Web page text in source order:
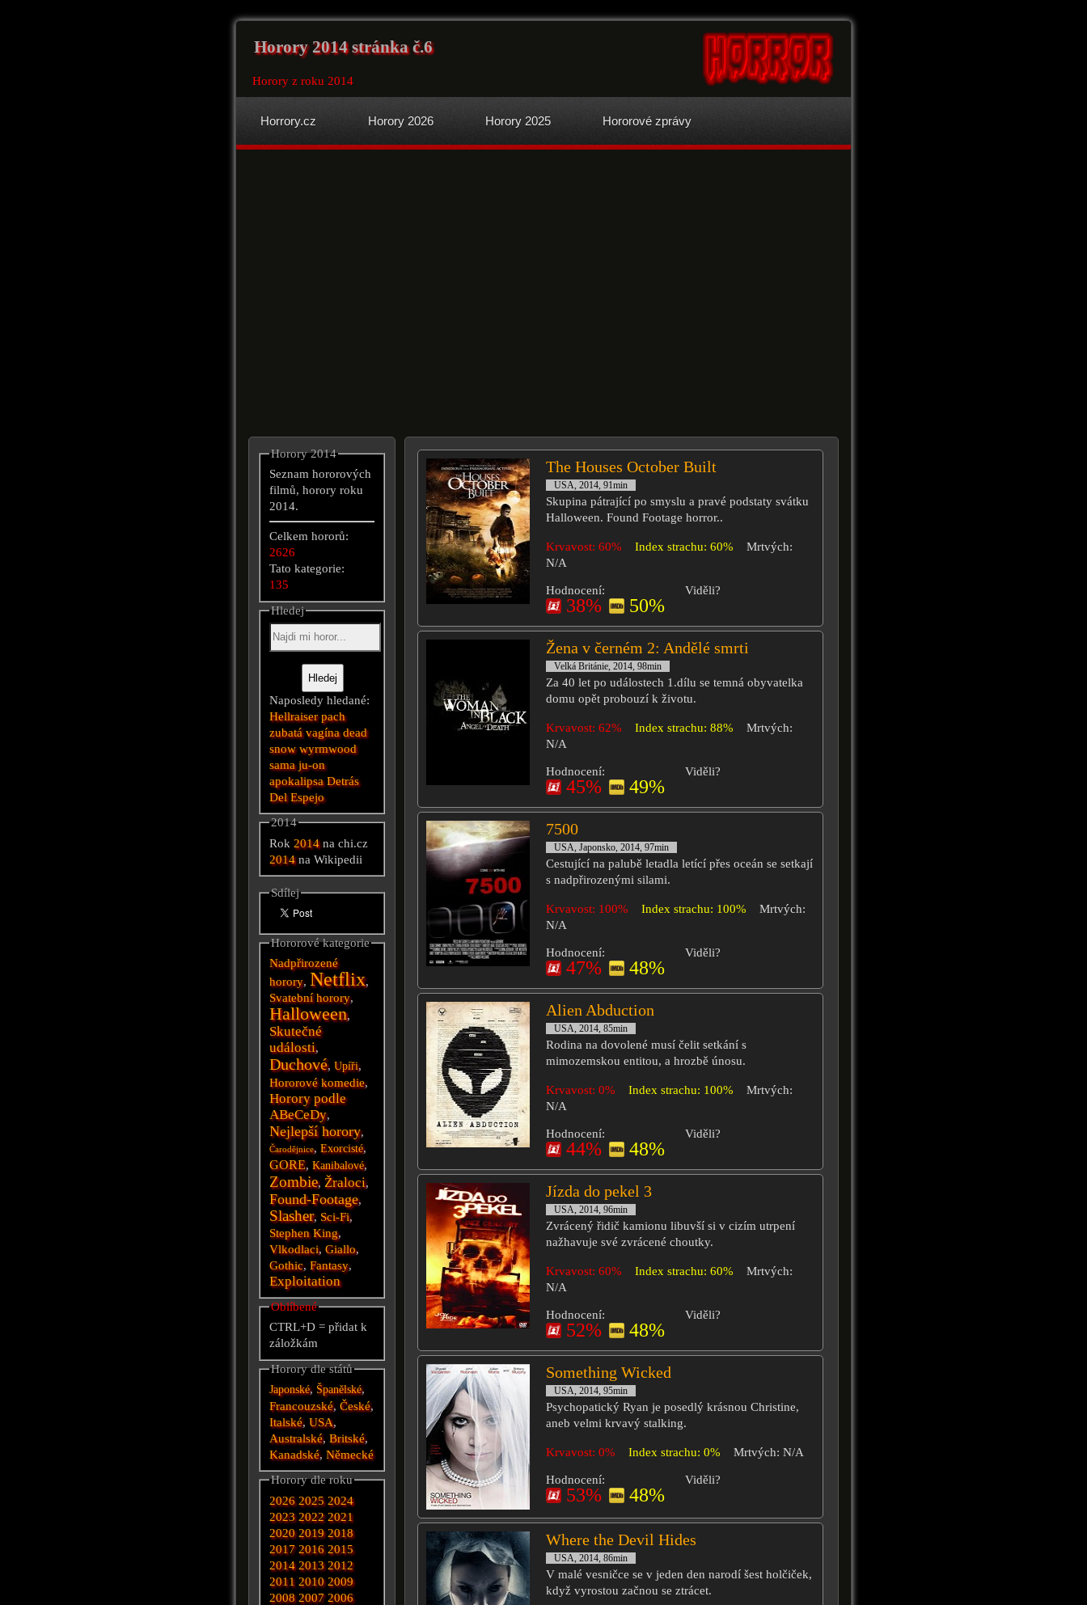
Horory 2014 stránka č.6
Horory z roku 2014
Horrory.cz Horory 2026 Horory 2025 Hororové zprávy
The Houses October Built
USA, 2014, 91min
Skupina pátrající po smyslu a pravé podstaty svátku
Halloween. Found Footage horror..
Krvavost: 60% Index strachu: 60%
Mrtvých:
N/A
Hodnocení:
38% 50%
Viděli?
Žena v černém 2: Andělé smrti
Velká Británie, 2014, 98min
Za 40 let po událostech 1.dílu se temná obyvatelka
domu opět probouzí k životu.
Krvavost: 62% Index strachu: 88%
Mrtvých:
N/A
Hodnocení:
45% 49%
Viděli?
7500
USA, Japonsko, 2014, 97min
Cestující na palubě letadla letící přes oceán se setkají
s nadpřirozenými silami.
Krvavost: 100% Index strachu: 100%
Mrtvých:
N/A
Hodnocení:
47% 48%
Viděli?
Alien Abduction
USA, 2014, 85min
Rodina na dovolené musí čelit setkání s
mimozemskou entitou, a hrozbě únosu.
Krvavost: 0% Index strachu: 100%
Mrtvých:
N/A
Hodnocení:
44% 48%
Viděli?
Jízda do pekel 3
USA, 2014, 96min
Zvrácený řidič kamionu libuvší si v cizím utrpení
nažhavuje své zvrácené choutky.
Krvavost: 60% Index strachu: 60%
Mrtvých:
N/A
Hodnocení:
52% 48%
Viděli?
Something Wicked
USA, 2014, 95min
Psychopatický Ryan je posedlý krásnou Christine,
aneb velmi krvavý stalking.
Krvavost: 0% Index strachu: 0% Mrtvých: N/A
Hodnocení:
53% 48%
Viděli?
Where the Devil Hides
USA, 2014, 86min
V malé vesničce se v jeden den narodí šest holčiček,
když vyrostou začnou se ztrácet.
Horory 2014
Seznam hororových
filmů, horory roku
2014.
Celkem hororů:
2626
135
Hledej
Naposledy hledané:
Hellraiser pach
zubatá vagína dead
snow wyrmwood
sama ju-on
apokalipsa Detrás
Del Espejo
2014
Rok 2014na chi.cz
2014na Wikipedii
Sdílej
Hororové kategorie
Nadpřirozené
horory, Netflix,
Svatební horory,
Halloween,
Skutečné
události,
Duchové,Upíři,
Hororové komedie,
Horory podle
ABeCeDy,
Nejlepší horory,
Čarodějnice,Exorcisté,
GORE,Kanibalové,
Zombie, Žraloci,
Found-Footage,
Slasher, Sci-Fi,
Stephen King,
Vlkodlaci,Giallo,
Gothic,Fantasy,
Exploitation
Oblíbené
CTRL+D = přidat k
záložkám
Horory dle států
Japonské, Španělské,
Francouzské,České,
Italské,USA,
Australské,Britské,
Kanadské,Německé
Horory dle roku
2026 2025 2024
2023 2022 2021
2020 2019 2018
2017 2016 2015
2014 2013 2012
2011 2010 2009
2008 2007 2006